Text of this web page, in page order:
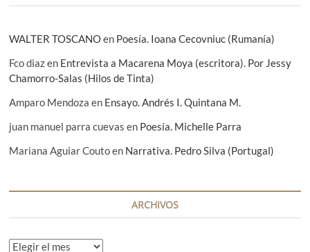
WALTER TOSCANOen Poesía. Ioana Cecovniuc (Rumanía)
Fco diazen Entrevista a Macarena Moya (escritora). Por Jessy
Chamorro-Salas (Hilos de Tinta)
Amparo Mendoza en Ensayo. Andrés I. Quintana M.
juan manuel parra cuevas en Poesía. Michelle Parra
Mariana Aguiar Coutoen Narrativa. Pedro Silva (Portugal)
ARCHIVOS
A